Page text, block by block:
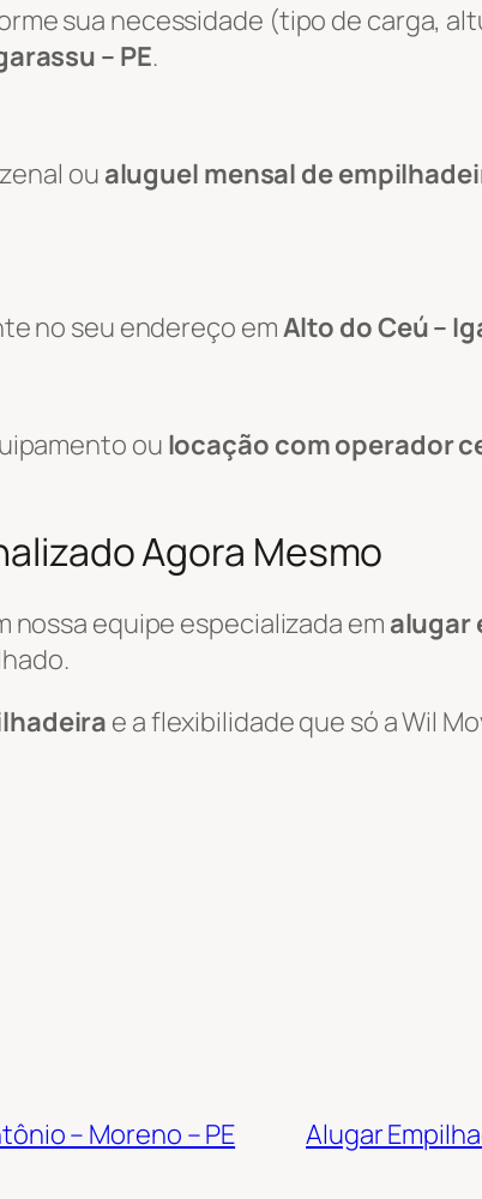
sua necessidade (tipo de carga,
– PE.
oualuguel mensal de
no seu endereço emAlto do Ceú –
ou locação com operador
Agora Mesmo
nossa equipe especializada em alugar
e a flexibilidade que só a Wil
– Moreno – PE Alugar